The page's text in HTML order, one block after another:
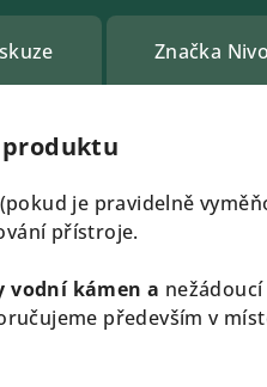
Značka
je pravidelně
přístroje.
vodní kámen a
především v